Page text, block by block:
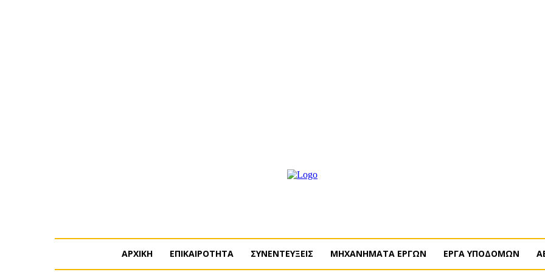
ΑΡΧΙΚΗ ΕΠΙΚΑΙΡΟΤΗΤΑ ΣΥΝΕΝΤΕΥΞΕΙΣ ΜΗΧΑΝΗΜΑΤΑ ΕΡΓΩΝ ΕΡΓΑ ΥΠΟΔΟΜΩΝ